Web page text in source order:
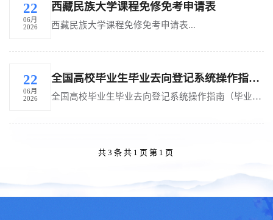
22
06月
2026
西藏民族大学课程免修免考申请表
西藏民族大学课程免修免考申请表...
22
06月
2026
全国高校毕业生毕业去向登记系统操作指南（毕业生）
全国高校毕业生毕业去向登记系统操作指南（毕业生）...
共 3 条 共 1 页 第 1 页